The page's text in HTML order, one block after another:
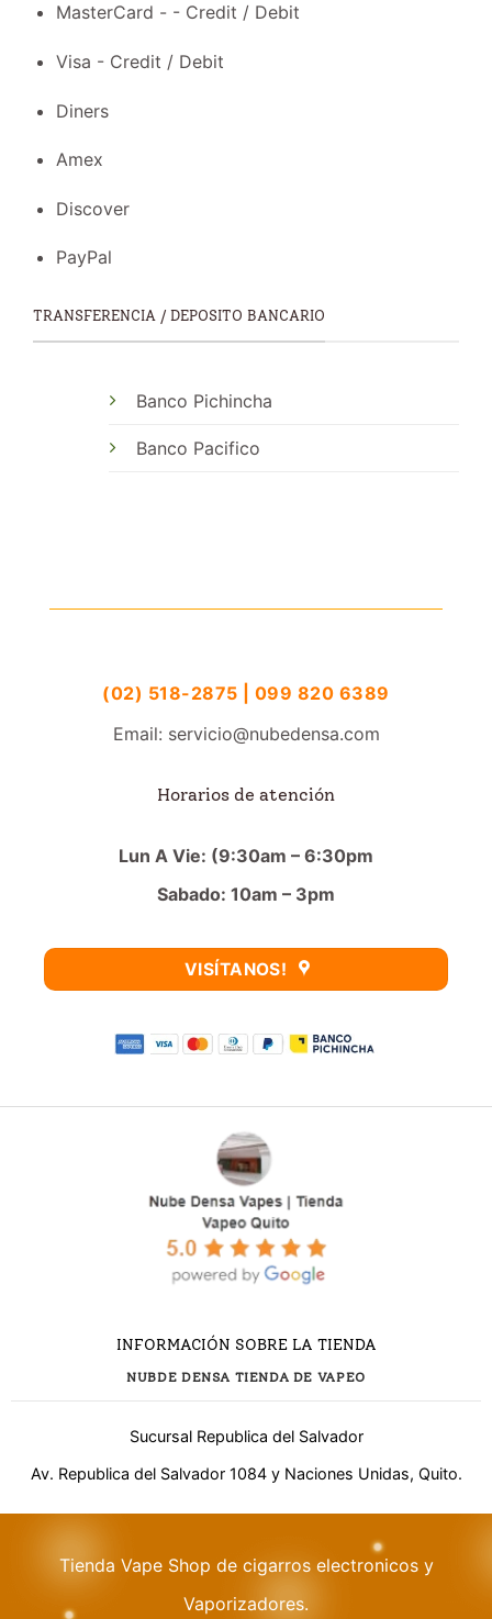
MasterCard - - Credit / Debit
Visa - Credit / Debit
Diners
Amex
Discover
PayPal
TRANSFERENCIA / DEPOSITO BANCARIO
Banco Pichincha
Banco Pacifico
INFORMACIÓN SOBRE LA TIENDA
NUBDE DENSA TIENDA DE VAPEO
Sucursal Republica del Salvador
Av. Republica del Salvador 1084 y Naciones Unidas, Quito.
(02) 518-2875 | 099 820 6389
Email: servicio@nubedensa.com
Horarios de atención
Lun A Vie: (9:30am – 6:30pm
Sabado: 10am – 3pm
VISÍTANOS!
Tienda Vape Shop de cigarros electronicos y
Vaporizadores.